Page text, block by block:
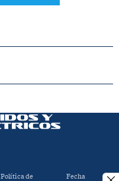
Política de Fecha